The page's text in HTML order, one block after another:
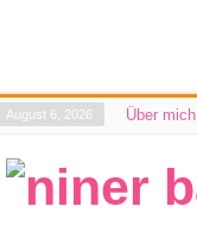
August 6, 2026 Über mich